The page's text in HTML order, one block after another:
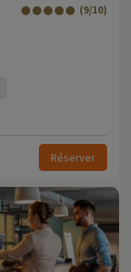
(9/10)
Réserver